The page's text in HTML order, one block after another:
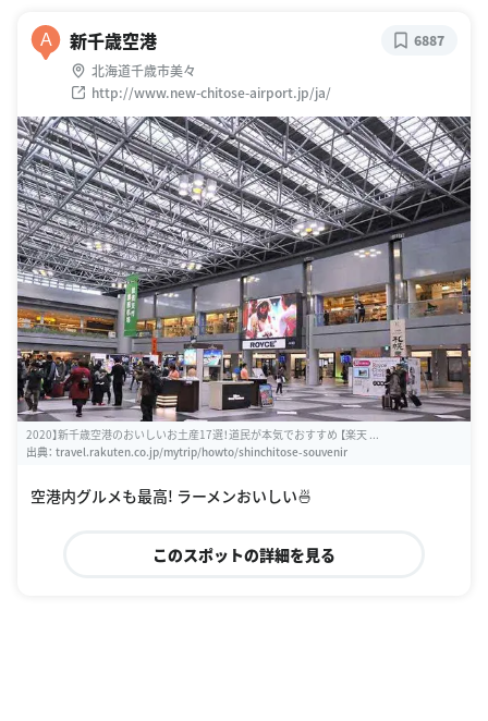
A 新千歳空港
北海道千歳市美々
http://www.new-chitose-airport.jp/ja/
6887
2020】新千歳空港のおいしいお土産17選！道民が本気でおすすめ 【楽天 ...
出典： travel.rakuten.co.jp/mytrip/howto/shinchitose-souvenir
空港内グルメも最高! ラーメンおいしい🍜
このスポットの詳細を見る